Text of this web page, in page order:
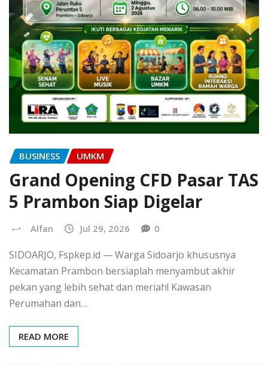
BUSINESS UMKM
Grand Opening CFD Pasar TAS
5 Prambon Siap Digelar
Alfan Jul 29, 2026 0
SIDOARJO, Fspkep.id — Warga Sidoarjo khususnya
Kecamatan Prambon bersiaplah menyambut akhir
pekan yang lebih sehat dan meriah! Kawasan
Perumahan dan…
READ MORE